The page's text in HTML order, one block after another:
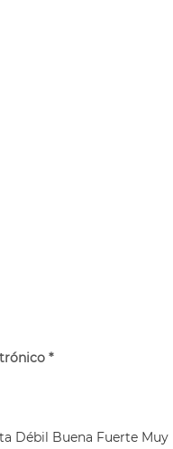
*
Débil Buena Fuerte Muy